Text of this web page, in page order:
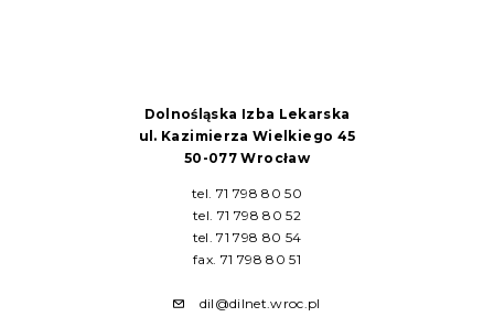
Dolnośląska Izba Lekarska
ul. Kazimierza Wielkiego 45
50-077 Wrocław
tel. 71 798 80 50
tel. 71 798 80 52
tel. 71 798 80 54
fax. 71 798 80 51
dil@dilnet.wroc.pl